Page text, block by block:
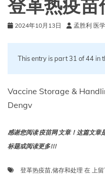
登革热疫
2024年10月13日 孟胜利 医
This entry is part 31 of 44 in
Vaccine Storage &
Dengv
感谢您阅读 疫苗网 文章！这篇文
标题或阅读更多!!!
登革热疫苗,储存和处理 在 登
上